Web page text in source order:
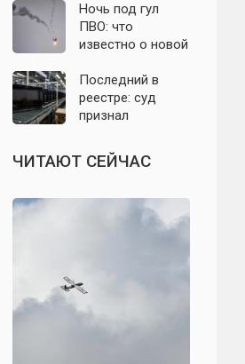
СВО: что
известно на 6
августа 2026
заявления
политиков
Ночь под гул
ПВО: что
известно о новой
Подмосковье и
Москву 6 августа
Последний в
реестре: суд
признал
единственного
российского
ЧИТАЮТ СЕЙЧАС